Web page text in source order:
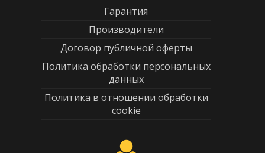
Гарантия
Производители
Договор публичной оферты
Политика обработки персональных
данных
Политика в отношении обработки
cookie